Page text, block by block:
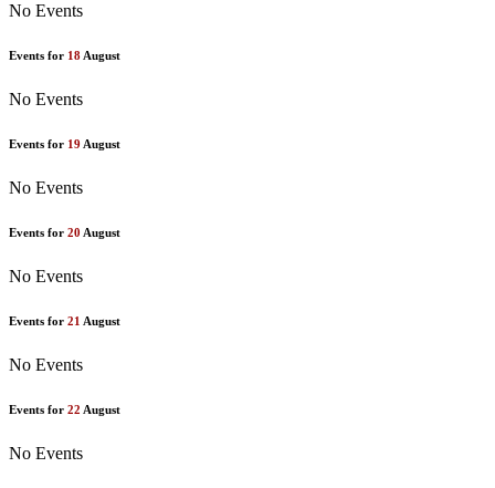
No Events
Events for 18 August
No Events
Events for 19 August
No Events
Events for 20 August
No Events
Events for 21 August
No Events
Events for 22 August
No Events